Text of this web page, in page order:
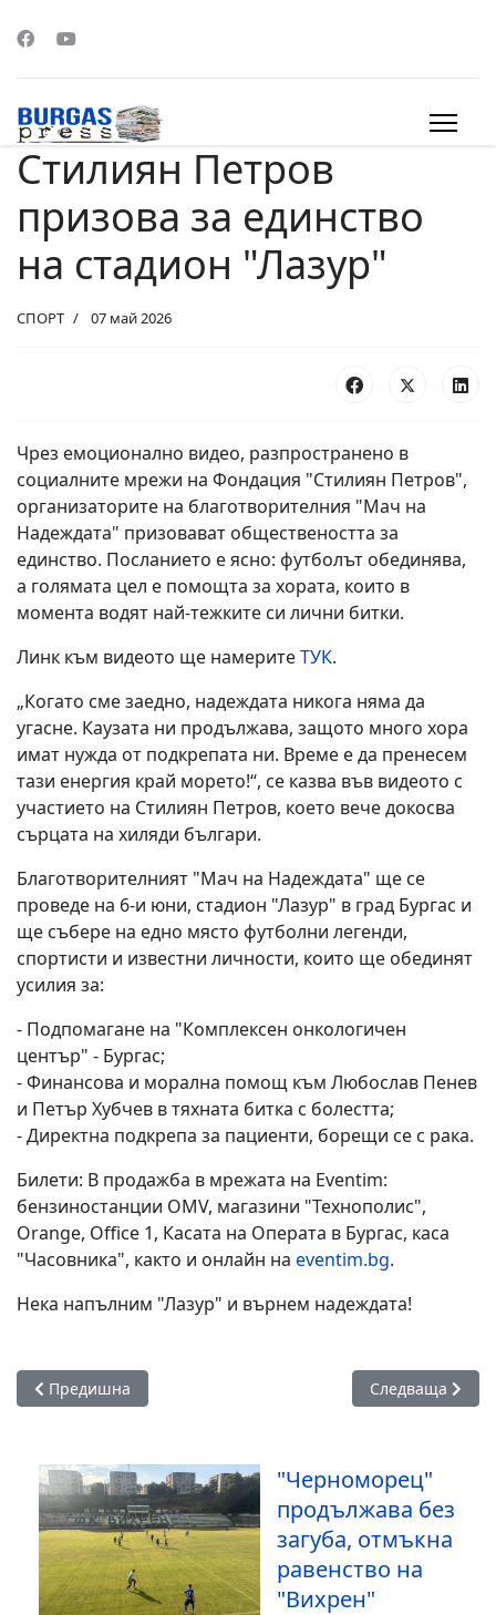
Стилиян Петров
призова за единство
на стадион "Лазур"
СПОРТ 07 май 2026
Чрез емоционално видео, разпространено в
социалните мрежи на Фондация "Стилиян Петров",
организаторите на благотворителния "Мач на
Надеждата" призовават обществеността за
единство. Посланието е ясно: футболът обединява,
а голямата цел е помощта за хората, които в
момента водят най-тежките си лични битки.
Линк към видеото ще намеритеТУК.
„Когато сме заедно, надеждата никога няма да
угасне. Каузата ни продължава, защото много хора
имат нужда от подкрепата ни. Време е да пренесем
тази енергия край морето!“, се казва във видеото с
участието на Стилиян Петров, което вече докосва
сърцата на хиляди българи.
Благотворителният "Мач на Надеждата" ще се
проведе на 6-и юни, стадион "Лазур" в град Бургас и
ще събере на едно място футболни легенди,
спортисти и известни личности, които ще обединят
усилия за:
- Подпомагане на "Комплексен онкологичен
център" - Бургас;
- Финансова и морална помощ към Любослав Пенев
и Петър Хубчев в тяхната битка с болестта;
- Директна подкрепа за пациенти, борещи се с рака.
Билети: В продажба в мрежата на Eventim:
бензиностанции OMV, магазини "Технополис",
Orange, Office 1, Касата на Операта в Бургас, каса
"Часовника", както и онлайн на eventim.bg.
Нека напълним "Лазур" и върнем надеждата!
Предишна статия: Първата международна регата
Предишна Следваща
Следваща
"Черноморец"
продължава без
загуба, отмъкна
равенство на
"Вихрен"